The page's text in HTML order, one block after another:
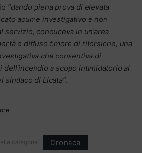
“dando piena prova di elevata
acume investigativo e non
servizio, conduceva in un’area
e diffuso timore di ritorsione, una
che consentiva di
a scopo intimidatorio ai
sindaco di Licata”.
categorie: Cronaca